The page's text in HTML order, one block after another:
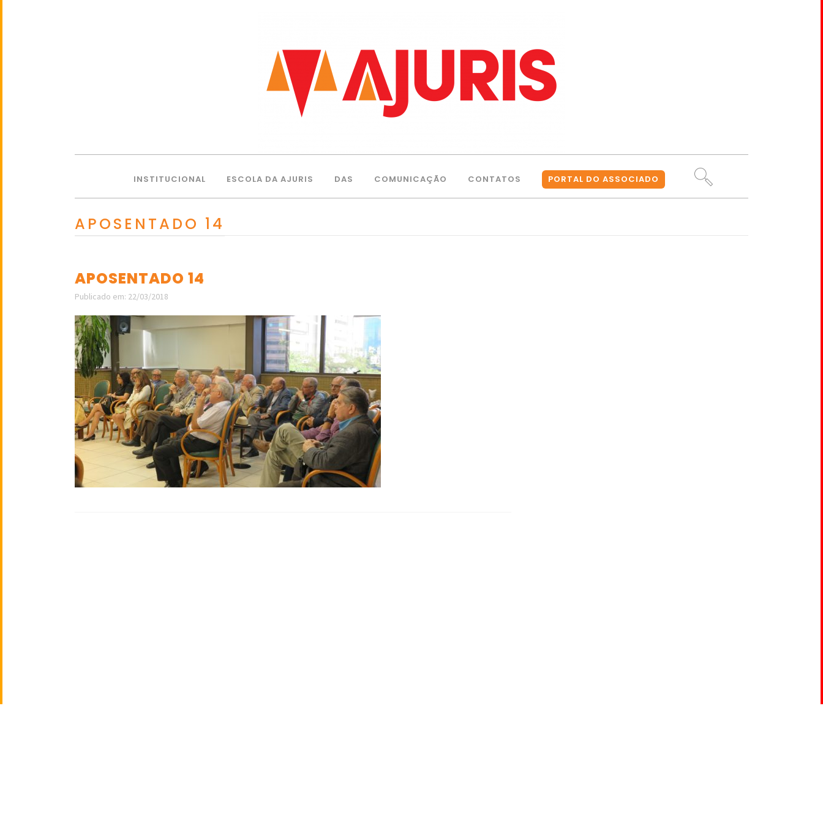
INSTITUCIONAL ESCOLA DA AJURIS DAS COMUNICAÇÃO CONTATOS PORTAL DO ASSOCIADO
APOSENTADO 14
APOSENTADO 14
Publicado em: 22/03/2018